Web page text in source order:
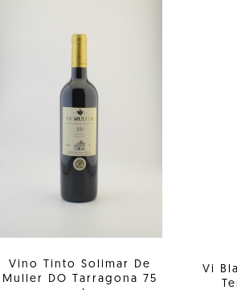
Vino Tinto Solimar De
Muller DO Tarragona 75
Vi